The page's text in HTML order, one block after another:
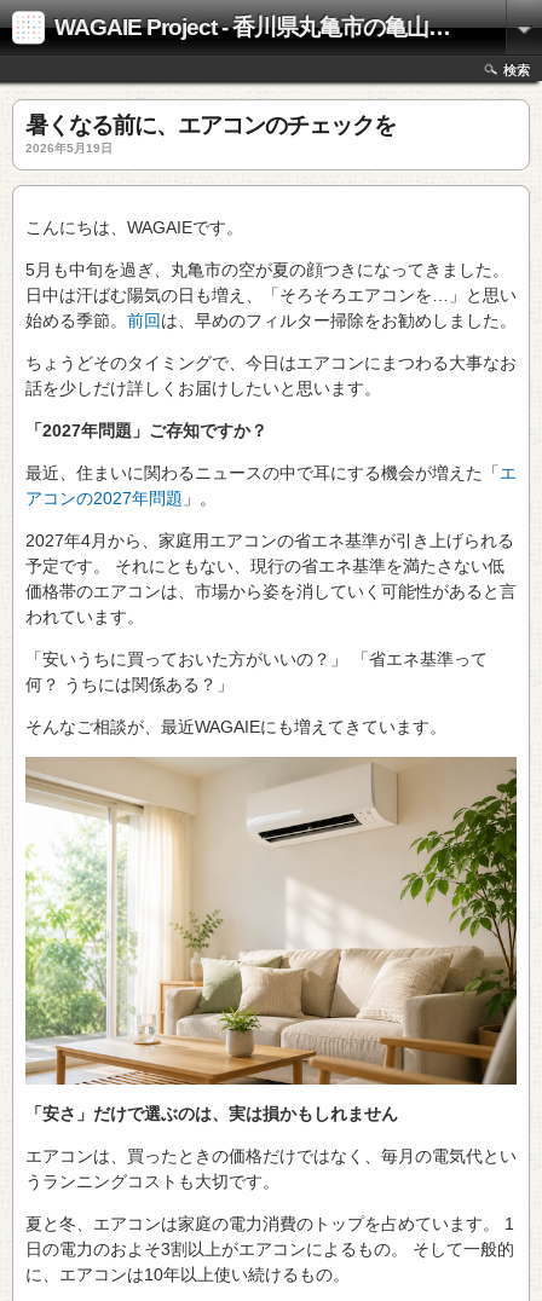
WAGAIE Project - 香川県丸亀市の亀山工務店
検索
暑くなる前に、エアコンのチェックを
2026年5月19日
こんにちは、WAGAIEです。
5月も中旬を過ぎ、丸亀市の空が夏の顔つきになってきました。
日中は汗ばむ陽気の日も増え、「そろそろエアコンを…」と思い
始める季節。 前回は、早めのフィルター掃除をお勧めしました。
ちょうどそのタイミングで、今日はエアコンにまつわる大事なお
話を少しだけ詳しくお届けしたいと思います。
「2027年問題」ご存知ですか？
最近、住まいに関わるニュースの中で耳にする機会が増えた「エ
アコンの2027年問題 」。
2027年4月から、家庭用エアコンの省エネ基準が引き上げられる
予定です。 それにともない、現行の省エネ基準を満たさない低
価格帯のエアコンは、市場から姿を消していく可能性があると言
われています。
「安いうちに買っておいた方がいいの？」 「省エネ基準って
何？ うちには関係ある？」
そんなご相談が、最近WAGAIEにも増えてきています。
「安さ」だけで選ぶのは、実は損かもしれません
エアコンは、買ったときの価格だけではなく、毎月の電気代とい
うランニングコストも大切です。
夏と冬、エアコンは家庭の電力消費のトップを占めています。 1
日の電力のおよそ3割以上がエアコンによるもの。 そして一般的
に、エアコンは10年以上使い続けるもの。